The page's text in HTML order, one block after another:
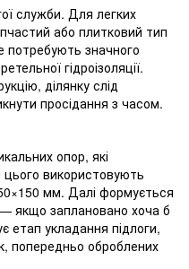
служби. Для легких
або плитковий тип
потребують значного
гідроізоляції.
ділянку слід
просідання з часом.
опор, які
використовують
мм. Далі формується
якщо заплановано хоча б
етап укладання підлоги,
попередньо оброблених